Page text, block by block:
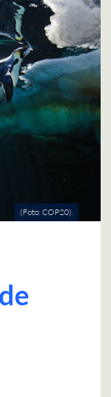
(Foto: COP20).